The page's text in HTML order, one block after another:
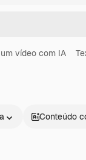
vídeo com IA
Conteúdo